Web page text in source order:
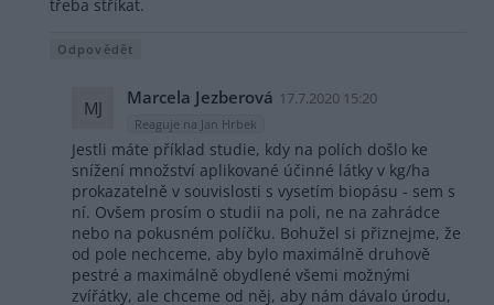
třeba stříkat.
Odpovědět
MJ Marcela Jezberová 17.7.2020 15:20
Reaguje na Jan Hrbek
Jestli máte příklad studie, kdy na polích došlo ke
snížení množství aplikované účinné látky v kg/ha
prokazatelně v souvislosti s vysetím biopásu - sem s
ní. Ovšem prosím o studii na poli, ne na zahrádce
nebo na pokusném políčku. Bohužel si přiznejme, že
od pole nechceme, aby bylo maximálně druhově
pestré a maximálně obydlené všemi možnými
zvířátky, ale chceme od něj, aby nám dávalo úrodu,